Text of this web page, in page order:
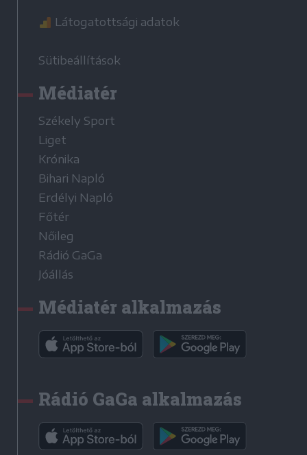
Látogatottsági adatok
Sütibeállítások
Médiatér
Székely Sport
Liget
Krónika
Bihari Napló
Erdélyi Napló
Főtér
Nőileg
Rádió GaGa
Jóállás
Médiatér alkalmazás
Rádió GaGa alkalmazás